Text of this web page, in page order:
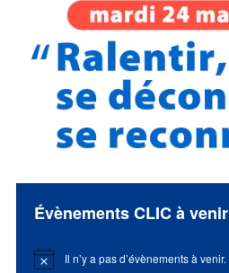
Évènements CLIC à venir
Notice Il n’y a pas d’évènements à venir.